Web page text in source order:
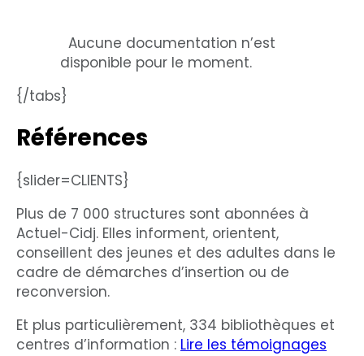
Aucune documentation n’est
disponible pour le moment.
{/tabs}
Références
{slider=CLIENTS}
Plus de 7 000 structures sont abonnées à
Actuel-Cidj. Elles informent, orientent,
conseillent des jeunes et des adultes dans le
cadre de démarches d’insertion ou de
reconversion.
Et plus particulièrement, 334 bibliothèques et
centres d’information : Lire les témoignages